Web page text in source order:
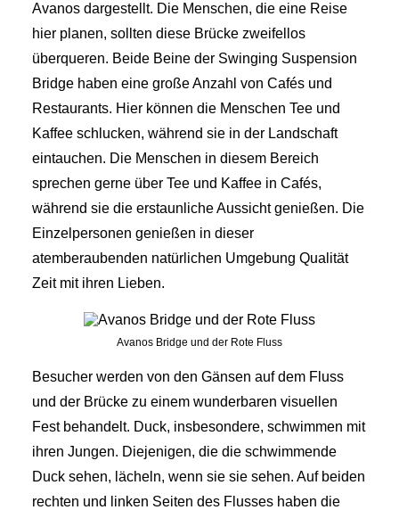
Avanos dargestellt. Die Menschen, die eine Reise
hier planen, sollten diese Brücke zweifellos
überqueren. Beide Beine der Swinging Suspension
Bridge haben eine große Anzahl von Cafés und
Restaurants. Hier können die Menschen Tee und
Kaffee schlucken, während sie in der Landschaft
eintauchen. Die Menschen in diesem Bereich
sprechen gerne über Tee und Kaffee in Cafés,
während sie die erstaunliche Aussicht genießen. Die
Einzelpersonen genießen in dieser
atemberaubenden natürlichen Umgebung Qualität
Zeit mit ihren Lieben.
Avanos Bridge und der Rote Fluss
Besucher werden von den Gänsen auf dem Fluss
und der Brücke zu einem wunderbaren visuellen
Fest behandelt. Duck, insbesondere, schwimmen mit
ihren Jungen. Diejenigen, die die schwimmende
Duck sehen, lächeln, wenn sie sie sehen. Auf beiden
rechten und linken Seiten des Flusses haben die